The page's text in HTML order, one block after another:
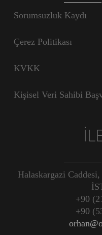
Sorumsuzluk Kaydı
Çerez Politikası
KVKK
Kişisel Veri Sahibi
Halaskargazi
+90
+90